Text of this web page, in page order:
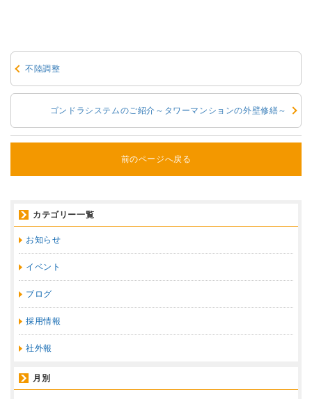
不陸調整
ゴンドラシステムのご紹介～タワーマンションの外壁修繕～
前のページへ戻る
カテゴリー一覧
お知らせ
イベント
ブログ
採用情報
社外報
月別